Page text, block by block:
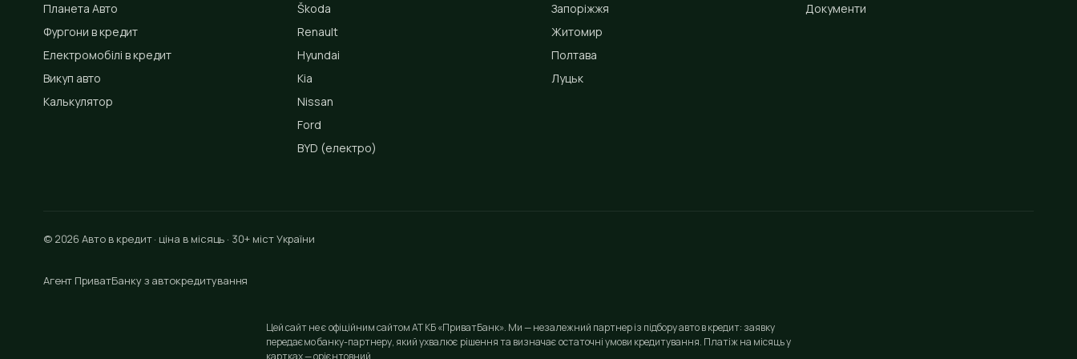
Планета Авто
Фургони в кредит
Електромобілі в кредит
Викуп авто
Калькулятор
Škoda
Renault
Hyundai
Kia
Nissan
Ford
BYD (електро)
Запоріжжя
Житомир
Полтава
Луцьк
Документи
© 2026 Авто в кредит · ціна в місяць · 30+ міст України
Агент ПриватБанку з автокредитування
Цей сайт не є офіційним сайтом АТ КБ «ПриватБанк». Ми — незалежний партнер із підбору авто в кредит: заявку
передаємо банку-партнеру, який ухвалює рішення та визначає остаточні умови кредитування. Платіж на місяць у
картках — орієнтовний.